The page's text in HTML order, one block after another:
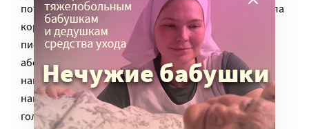
потом письма по несколько раз. А недавно разбирала
коробку со своими старыми открытками. И нашла
письма от Деда Мороза! Мне! Каждое из них –
абсолютно волшебное для девочки из 80-х. Одно –
написанное трафаретными буквами. Другое –
напечатанное на машинке. Третье – на диковинной
голографической открытке.